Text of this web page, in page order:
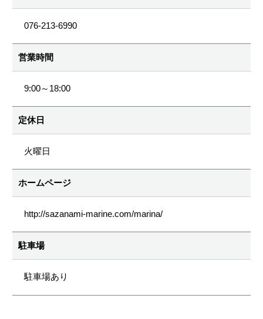
076-213-6990
営業時間
9:00～18:00
定休日
火曜日
ホームページ
http://sazanami-marine.com/marina/
駐車場
駐車場あり